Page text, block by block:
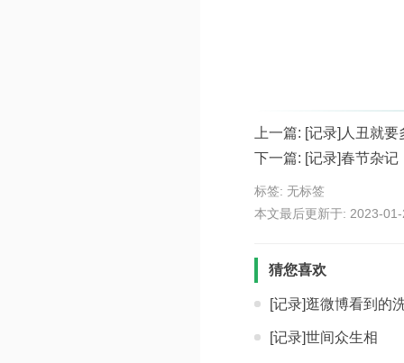
上一篇: [记录]人丑就要
下一篇: [记录]春节杂记
标签: 无标签
本文最后更新于: 2023-
猜您喜欢
[记录]逛微博看到的
[记录]世间众生相